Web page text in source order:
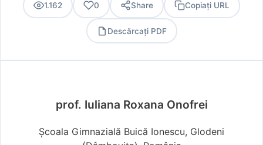
1.162 0 Share Copiați URL
Descărcați PDF
prof. Iuliana Roxana Onofrei
Școala Gimnazială Buică Ionescu, Glodeni